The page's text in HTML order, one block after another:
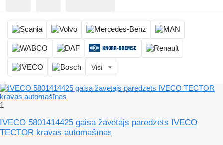
Visi
1
IVECO 5801414425 gaisa žāvētājs paredzēts IVECO
TECTOR kravas automašīnas